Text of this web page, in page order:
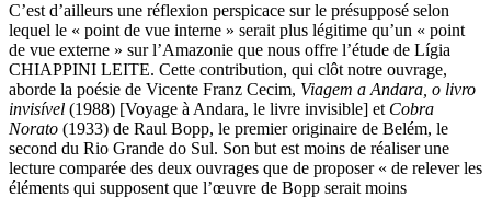
C’est d’ailleurs une réflexion perspicace sur le présupposé selon
lequel le « point de vue interne » serait plus légitime qu’un « point
de vue externe » sur l’Amazonie que nous offre l’étude de Lígia
CHIAPPINI LEITE. Cette contribution, qui clôt notre ouvrage,
aborde la poésie de Vicente Franz Cecim, Viagem a Andara, o livro
invisível (1988) [Voyage à Andara, le livre invisible] et Cobra
Norato (1933) de Raul Bopp, le premier originaire de Belém, le
second du Rio Grande do Sul. Son but est moins de réaliser une
lecture comparée des deux ouvrages que de proposer « de relever les
éléments qui supposent que l’œuvre de Bopp serait moins